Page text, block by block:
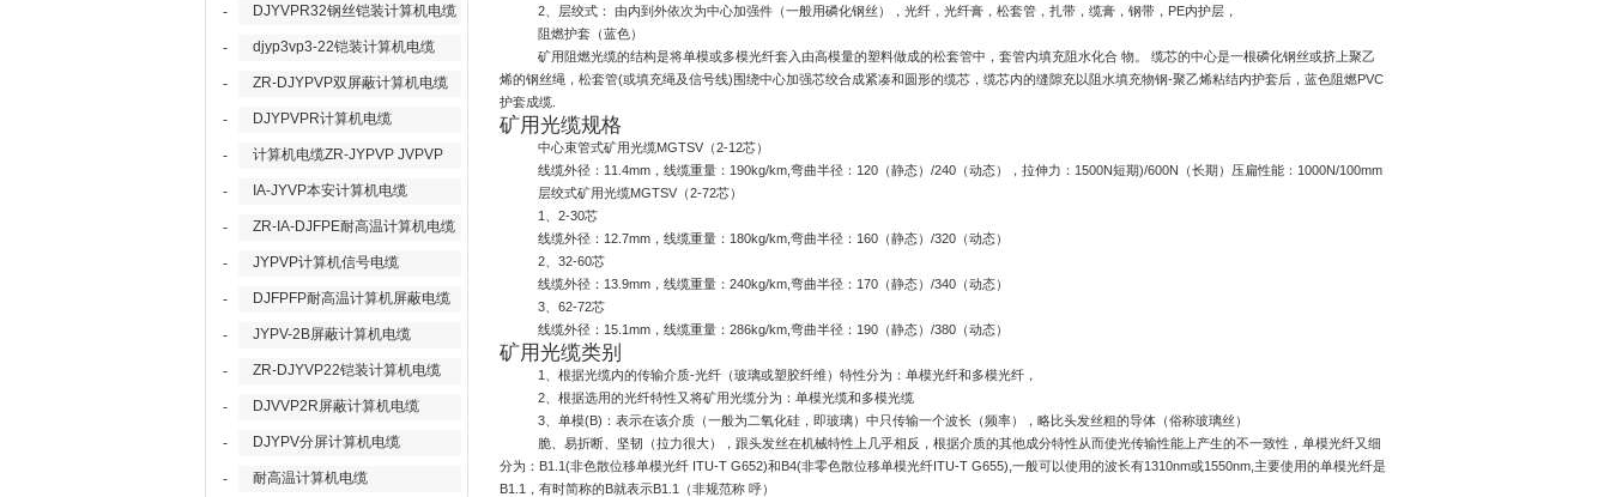
- DJYVPR32钢丝铠装计算机电缆
- djyp3vp3-22铠装计算机电缆
- ZR-DJYPVP双屏蔽计算机电缆
- DJYPVPR计算机电缆
- 计算机电缆ZR-JYPVP JVPVP
- IA-JYVP本安计算机电缆
- ZR-IA-DJFPE耐高温计算机电缆
- JYPVP计算机信号电缆
- DJFPFP耐高温计算机屏蔽电缆
- JYPV-2B屏蔽计算机电缆
- ZR-DJYVP22铠装计算机电缆
- DJVVP2R屏蔽计算机电缆
- DJYPV分屏计算机电缆
- 耐高温计算机电缆
2、层绞式： 由内到外依次为中心加强件（一般用磷化钢丝），光纤，光纤膏，松套管，扎带，缆膏，钢带， PE内护层，
阻燃护套（蓝色）
矿用阻燃光缆的结构是将单模或多模光纤套入由高模量的塑料做成的松套管中，套管内填充阻水化合 物。
缆芯的中心是一根磷化钢丝或挤上聚乙
烯的钢丝绳，松套管(或填充绳及信号线)围绕中心加强芯绞合成紧凑和圆形的缆芯，缆芯内的缝隙充以阻水填充物钢-聚乙烯粘结内护套后，蓝色阻燃PVC
护套成缆.
矿用光缆规格
中心束管式矿用光缆MGTSV（2-12芯）
线缆外径： 11.4mm，线缆重量： 190kg/km, 弯曲半径： 120（静态） /240（动态），拉伸力： 1500N短期)/600N （长期）压扁性能： 1000N/100mm
层绞式矿用光缆MGTSV（2-72芯）
1
2-30芯
线缆外径： 12.7mm，线缆重量： 180kg/km, 弯曲半径： 160（静态） /320（动态）
2、 32-60芯
线缆外径： 13.9mm，线缆重量： 240kg/km, 弯曲半径： 170（静态） /340（动态）
3、 62-72芯
线缆外径： 15.1mm，线缆重量： 286kg/km, 弯曲半径： 190（静态） /380（动态）
矿用光缆类别
1 、根据光缆内的传输介质-光纤（玻璃或塑胶纤维）特性分为：单模光纤和多模光纤，
2、根据选用的光纤特性又将矿用光缆分为：单模光缆和多模光缆
3、单模(B) ：表示在该介质（一般为二氧化硅，即玻璃）中只传输一个波长（频率），略比头发丝粗的导体（俗称玻璃丝）
脆、易折断、坚韧（拉力很大），跟头发丝在机械特性上几乎相反，根据介质的其他成分特性从而使光传输性能上产生的不一致性，单模光纤又细
分为： B1.1(非色散位移单模光纤 ITU-T G652)和B4(非零色散位移单模光纤ITU-T G655), 一般可以使用的波长有1310nm或1550nm, 主要使用的单模光纤是
B1.1 ，有时简称的B就表示B1.1
（非规范称 呼）